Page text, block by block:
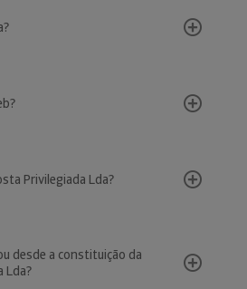
Privilegiada Lda?
desde a constituição da
Lda?